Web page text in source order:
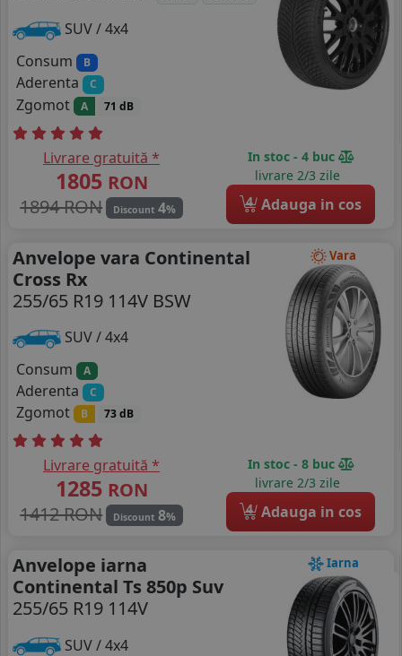
SUV / 4x4
Consum
B
Aderenta C
Zgomot A 71 dB
Livrare gratuită *
1805 RON
1894 RON
Discount 4%
In stoc - 4 buc
livrare 2/3 zile
4 Adauga in cos
Vara
Anvelope vara Continental
Cross Rx
255/65 R19 114V BSW
SUV / 4x4
Consum
A
Aderenta C
Zgomot B 73 dB
Livrare gratuită *
1285 RON
1412 RON
Discount 8%
In stoc - 8 buc
livrare 2/3 zile
4 Adauga in cos
Iarna
Anvelope iarna
Continental Ts 850p Suv
255/65 R19 114V
SUV / 4x4